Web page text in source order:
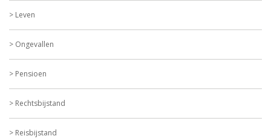
Leven
Ongevallen
Pensioen
Rechtsbijstand
Reisbijstand